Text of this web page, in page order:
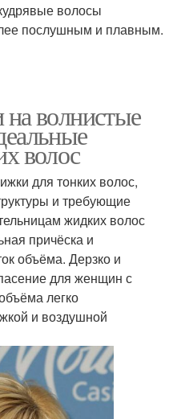
волосы
послушным и плавным.
волнистые
волос
для тонких волос,
и требующие
жидких волос
причёска и
объёма. Дерзко и
для женщин с
легко
и воздушной